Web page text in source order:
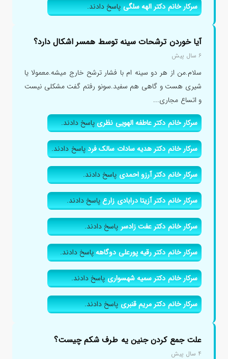
سرکار خانم دکتر الهه سلگیپاسخ دادند.
آیا خوردن ترشحات سینه توسط همسر اشکال دارد؟
۶ سال پیش
سلام.من از هر دو سینه ام با فشار ترشح خارج میشه.معمولا یا
شیری هست و گاهی هم سفید.سونو رفتم گفت مشکلی نیست
و اتساع مجاری...
سرکار خانم دکتر عاطفه الهویی نظریپاسخ دادند.
سرکار خانم دکتر هدیه سادات سالک فردپاسخ دادند.
سرکار خانم دکتر آرزو احمدیپاسخ دادند.
سرکار خانم دکتر آزیتا درابادی زارعپاسخ دادند.
سرکار خانم دکتر عفت زادسرپاسخ دادند.
سرکار خانم دکتر رقیه پورعلی دوگاههپاسخ دادند.
سرکار خانم دکتر سمیه شهسواریپاسخ دادند.
سرکار خانم دکتر مریم قنبریپاسخ دادند.
علت جمع کردن جنین یه طرف شکم چیست؟
۴ سال پیش